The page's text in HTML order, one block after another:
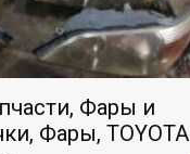
Фары и
Фары, TOYOTA